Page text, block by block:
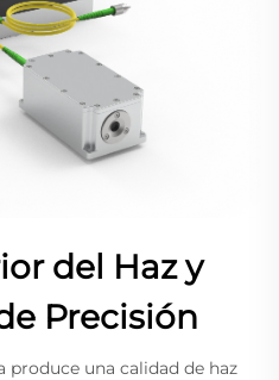
del Haz y
Precisión
produce una calidad de haz